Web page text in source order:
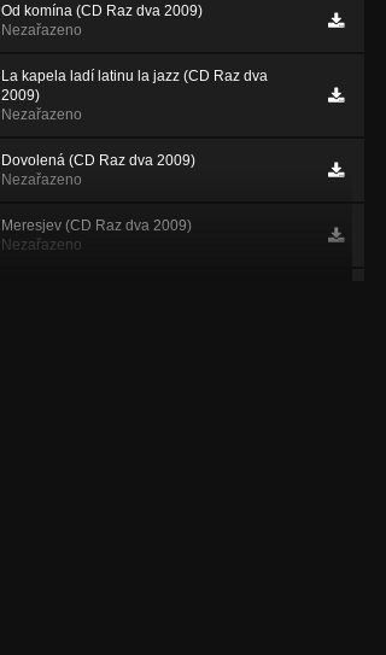
Od komína (CD Raz dva 2009)
Nezařazeno
La kapela ladí latinu la jazz (CD Raz dva
2009)
Nezařazeno
Dovolená (CD Raz dva 2009)
Nezařazeno
Meresjev (CD Raz dva 2009)
Nezařazeno